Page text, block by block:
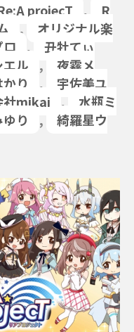
projecT ,
R
,
オリジナル楽
ロ ,
丑牡てぃ
ル ,
夜霧メ
り ,
宇佐美ユ
社mikai ,
水瓶ミ
り ,
綺羅星ウ